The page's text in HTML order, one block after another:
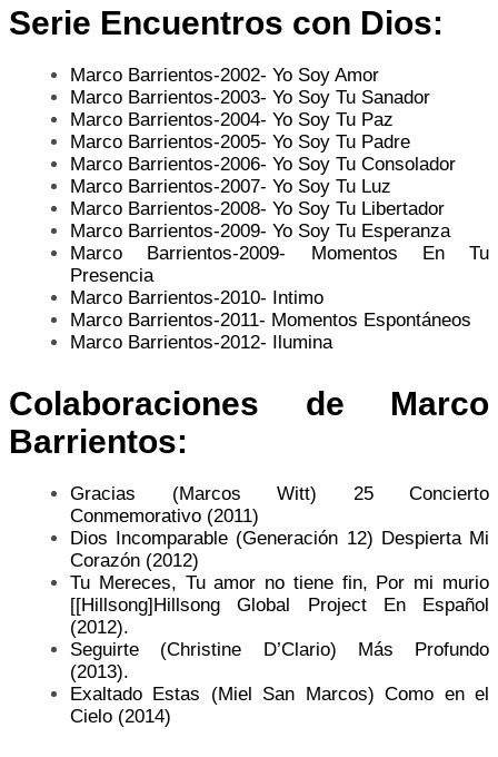
Serie Encuentros con Dios:
Marco Barrientos-2002- Yo Soy Amor
Marco Barrientos-2003- Yo Soy Tu Sanador
Marco Barrientos-2004- Yo Soy Tu Paz
Marco Barrientos-2005- Yo Soy Tu Padre
Marco Barrientos-2006- Yo Soy Tu Consolador
Marco Barrientos-2007- Yo Soy Tu Luz
Marco Barrientos-2008- Yo Soy Tu Libertador
Marco Barrientos-2009- Yo Soy Tu Esperanza
Marco Barrientos-2009- Momentos En Tu
Presencia
Marco Barrientos-2010- Intimo
Marco Barrientos-2011- Momentos Espontáneos
Marco Barrientos-2012- Ilumina
Colaboraciones de Marco
Barrientos:
Gracias (Marcos Witt) 25 Concierto
Conmemorativo (2011)
Dios Incomparable (Generación 12) Despierta Mi
Corazón (2012)
Tu Mereces, Tu amor no tiene fin, Por mi murio
[[Hillsong]Hillsong Global Project En Español
(2012).
Seguirte (Christine D’Clario) Más Profundo
(2013).
Exaltado Estas (Miel San Marcos) Como en el
Cielo (2014)